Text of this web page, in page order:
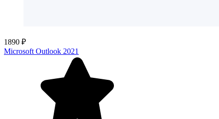
1890 ₽
Microsoft Outlook 2021